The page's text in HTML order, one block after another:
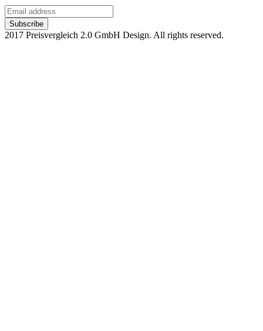
2017 Preisvergleich 2.0 GmbH Design. All rights reserved.